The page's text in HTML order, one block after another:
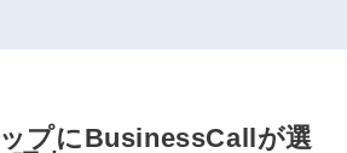
プにBusinessCallが選